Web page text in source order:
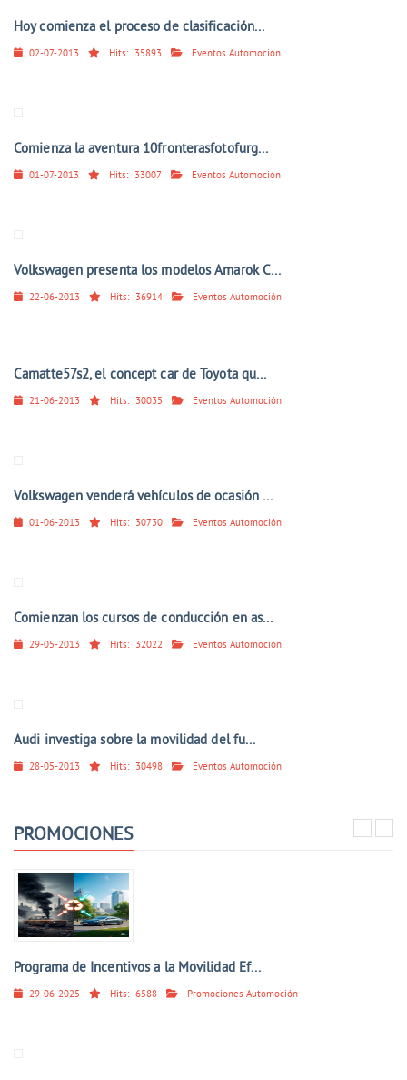
Hoy comienza el proceso de clasificación...
02-07-2013 Hits: 35893 Eventos Automoción
Comienza la aventura 10fronterasfotofurg...
01-07-2013 Hits: 33007 Eventos Automoción
Volkswagen presenta los modelos Amarok C...
22-06-2013 Hits: 36914 Eventos Automoción
Camatte57s2, el concept car de Toyota qu...
21-06-2013 Hits: 30035 Eventos Automoción
Volkswagen venderá vehículos de ocasión ...
01-06-2013 Hits: 30730 Eventos Automoción
Comienzan los cursos de conducción en as...
29-05-2013 Hits: 32022 Eventos Automoción
Audi investiga sobre la movilidad del fu...
28-05-2013 Hits: 30498 Eventos Automoción
PROMOCIONES
Programa de Incentivos a la Movilidad Ef...
29-06-2025 Hits: 6588 Promociones Automoción